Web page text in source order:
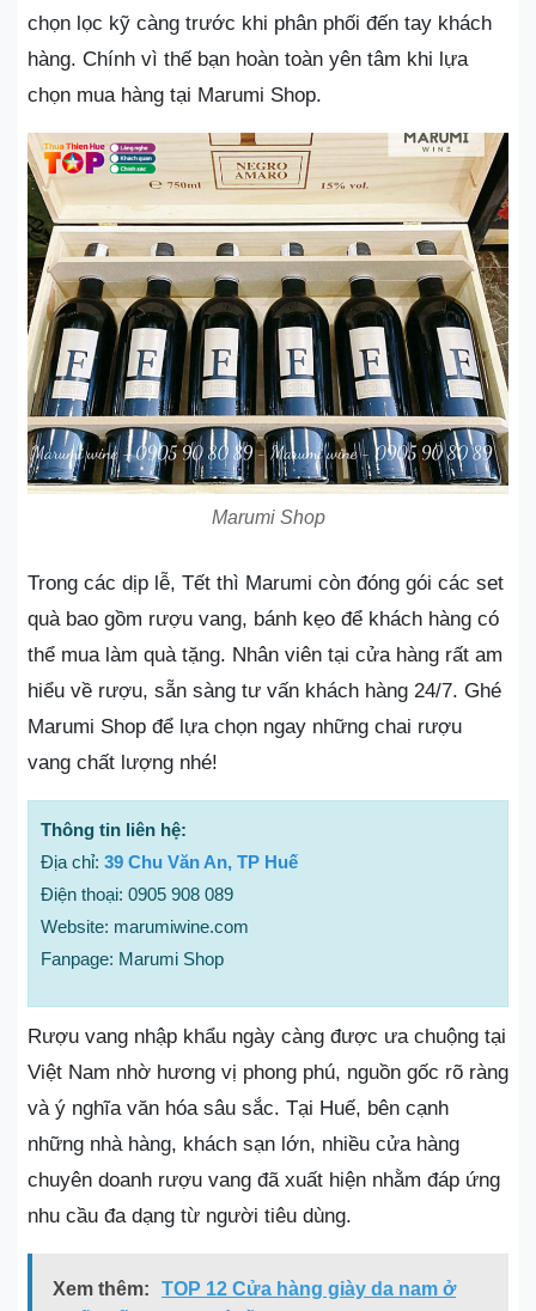
chọn lọc kỹ càng trước khi phân phối đến tay khách
hàng. Chính vì thế bạn hoàn toàn yên tâm khi lựa
chọn mua hàng tại Marumi Shop.
Marumi Shop
Trong các dịp lễ, Tết thì Marumi còn đóng gói các set
quà bao gồm rượu vang, bánh kẹo để khách hàng có
thể mua làm quà tặng. Nhân viên tại cửa hàng rất am
hiểu về rượu, sẵn sàng tư vấn khách hàng 24/7. Ghé
Marumi Shop để lựa chọn ngay những chai rượu
vang chất lượng nhé!
Thông tin liên hệ:
Địa chỉ: 39 Chu Văn An, TP Huế
Điện thoại: 0905 908 089
Website: marumiwine.com
Fanpage: Marumi Shop
Rượu vang nhập khẩu ngày càng được ưa chuộng tại
Việt Nam nhờ hương vị phong phú, nguồn gốc rõ ràng
và ý nghĩa văn hóa sâu sắc. Tại Huế, bên cạnh
những nhà hàng, khách sạn lớn, nhiều cửa hàng
chuyên doanh rượu vang đã xuất hiện nhằm đáp ứng
nhu cầu đa dạng từ người tiêu dùng.
Xem thêm:
TOP 12 Cửa hàng giày da nam ở